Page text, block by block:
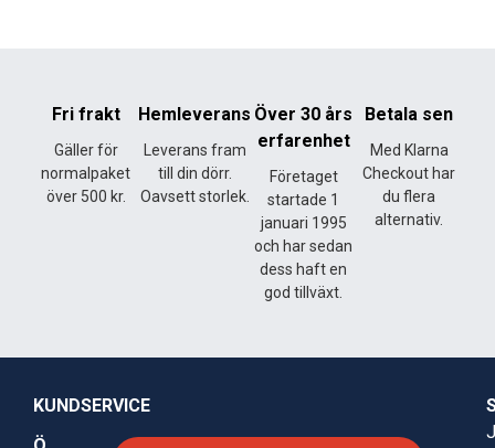
Fri frakt
Gäller för
normalpaket
över 500 kr.
Hemleverans
Leverans fram
till din dörr.
Oavsett storlek.
Över 30 års
erfarenhet
Företaget
startade 1
januari 1995
och har sedan
dess haft en
god tillväxt.
Betala sen
Med Klarna
Checkout har
du flera
alternativ.
KUNDSERVICE